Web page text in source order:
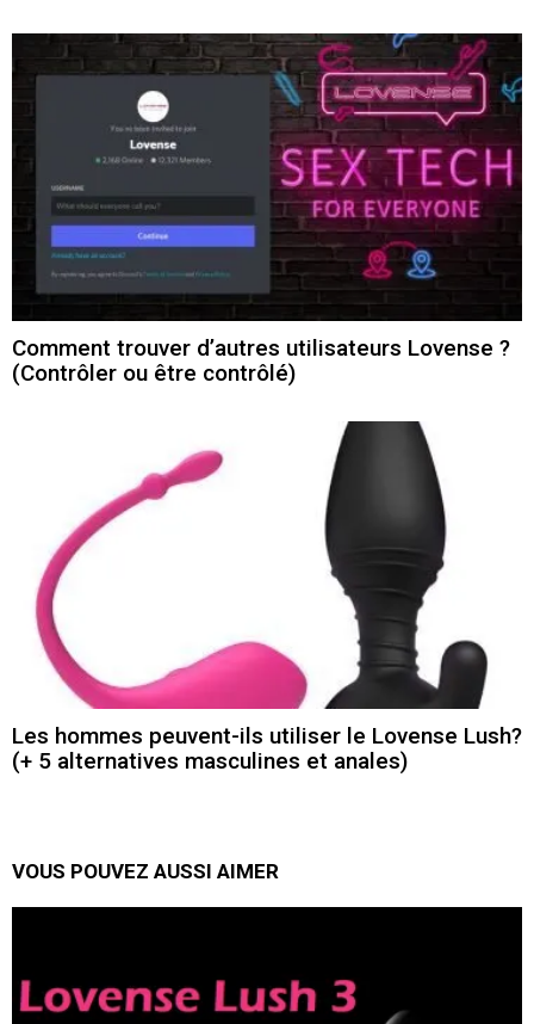
Comment trouver d’autres utilisateurs Lovense ?
(Contrôler ou être contrôlé)
Les hommes peuvent-ils utiliser le Lovense Lush?
(+ 5 alternatives masculines et anales)
VOUS POUVEZ AUSSI AIMER